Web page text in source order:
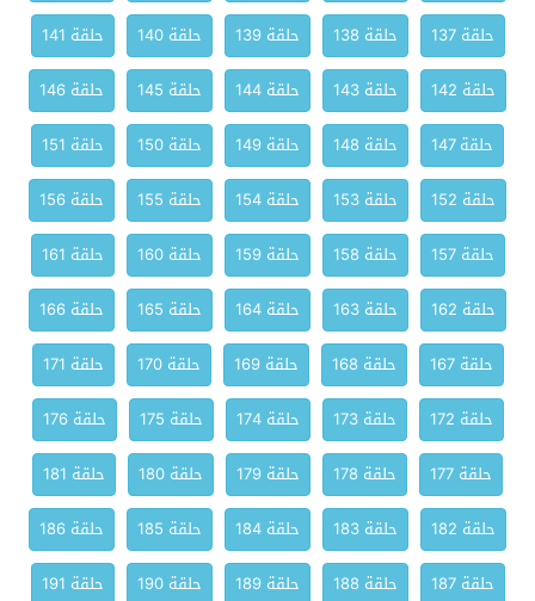
حلقة 137 حلقة 138 حلقة 139 حلقة 140
حلقة 141
حلقة 142
حلقة 143 حلقة 144 حلقة 145
حلقة 146
حلقة 147
حلقة 148 حلقة 149 حلقة 150
حلقة 151
حلقة 152
حلقة 153 حلقة 154 حلقة 155
حلقة 156
حلقة 157
حلقة 158 حلقة 159 حلقة 160
حلقة 161
حلقة 162
حلقة 163 حلقة 164 حلقة 165
حلقة 166
حلقة 167
حلقة 168 حلقة 169 حلقة 170
حلقة 171
حلقة 172
حلقة 173 حلقة 174 حلقة 175
حلقة 176
حلقة 177
حلقة 178 حلقة 179 حلقة 180
حلقة 181
حلقة 182
حلقة 183 حلقة 184 حلقة 185
حلقة 186
حلقة 187
حلقة 188 حلقة 189 حلقة 190
حلقة 191